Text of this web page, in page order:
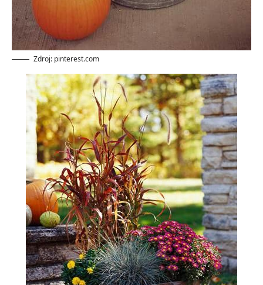
Zdroj: pinterest.com